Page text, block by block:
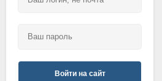
Войти на сайт